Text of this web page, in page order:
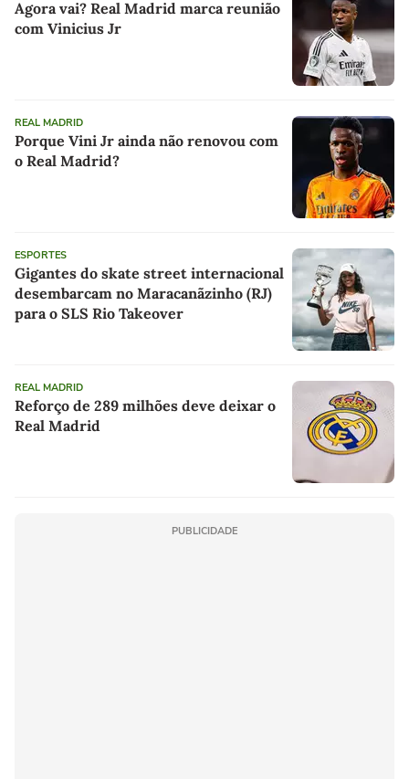
Agora vai? Real Madrid marca reunião
com Vinicius Jr
REAL MADRID
Porque Vini Jr ainda não renovou com
o Real Madrid?
ESPORTES
Gigantes do skate street internacional
desembarcam no Maracanãzinho (RJ)
para o SLS Rio Takeover
REAL MADRID
Reforço de 289 milhões deve deixar o
Real Madrid
PUBLICIDADE